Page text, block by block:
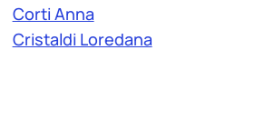
Corti Anna
Cristaldi Loredana